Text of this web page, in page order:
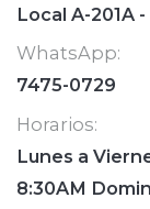
Local A-201A
WhatsApp:
7475-0729
Horarios:
Lunes a
8:30AM